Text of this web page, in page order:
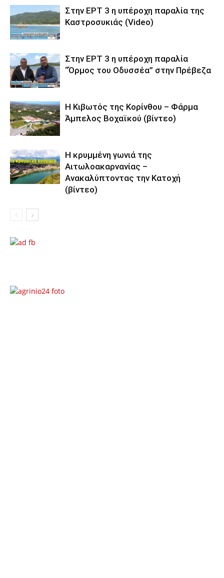
Στην ΕΡΤ 3 η υπέροχη παραλία της
Καστροσυκιάς (Video)
Στην ΕΡΤ 3 η υπέροχη παραλία
“Όρμος του Οδυσσέα” στην Πρέβεζα
Η Κιβωτός της Κορίνθου – Φάρμα
Άμπελος Βοχαϊκού (βίντεο)
Η κρυμμένη γωνιά της
Αιτωλοακαρνανίας –
Ανακαλύπτοντας την Κατοχή
(βίντεο)